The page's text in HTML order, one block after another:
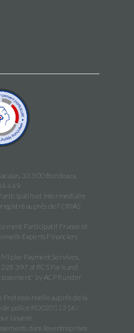
33 300 Bordeaux,
449
et Intermédiaire
auprès de l'ORIAS
Participatif France et
Experts Financiers
Payment Servives,
397 at RCS Paris and
by ACPR under
Professionnelle auprès de la
de police RD02011216Y
la santé
dans les entreprises